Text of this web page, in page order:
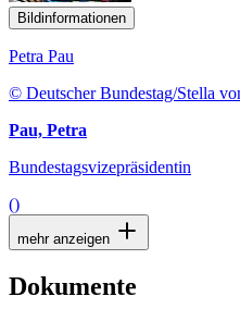
Bildinformationen
Petra Pau
© Deutscher Bundestag/Stella
Pau, Petra
Bundestagsvizepräsidentin
()
mehr anzeigen
Dokumente